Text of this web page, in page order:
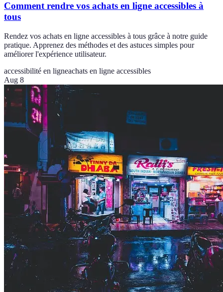
Comment rendre vos achats en ligne accessibles à
tous
Rendez vos achats en ligne accessibles à tous grâce à notre guide
pratique. Apprenez des méthodes et des astuces simples pour
améliorer l'expérience utilisateur.
accessibilité en ligneachats en ligne accessibles
Aug 8